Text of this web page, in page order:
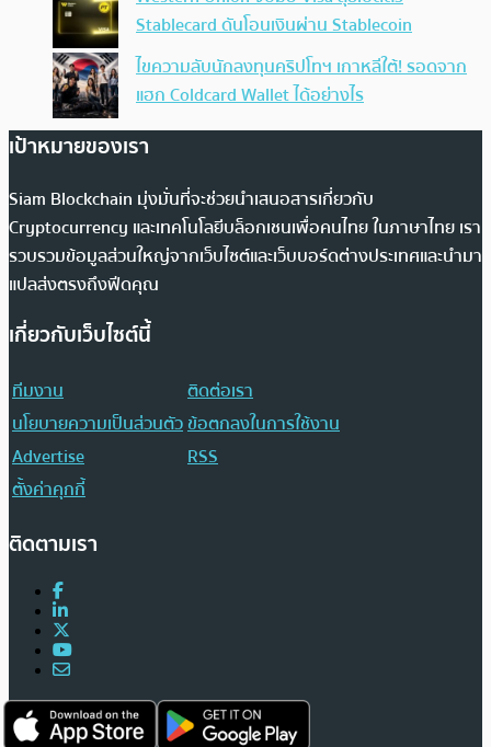
Stablecard ดันโอนเงินผ่าน Stablecoin
ไขความลับนักลงทุนคริปโทฯ เกาหลีใต้! รอดจาก
แฮก Coldcard Wallet ได้อย่างไร
เป้าหมายของเรา
Siam Blockchain มุ่งมั่นที่จะช่วยนำเสนอสารเกี่ยวกับ
Cryptocurrency และเทคโนโลยีบล็อกเชนเพื่อคนไทย ในภาษาไทย เรา
รวบรวมข้อมูลส่วนใหญ่จากเว็บไซต์และเว็บบอร์ดต่างประเทศและนำมา
แปลส่งตรงถึงฟีดคุณ
เกี่ยวกับเว็บไซต์นี้
ทีมงาน
ติดต่อเรา
นโยบายความเป็นส่วนตัวข้อตกลงในการใช้งาน
Advertise
RSS
ตั้งค่าคุกกี้
ติดตามเรา